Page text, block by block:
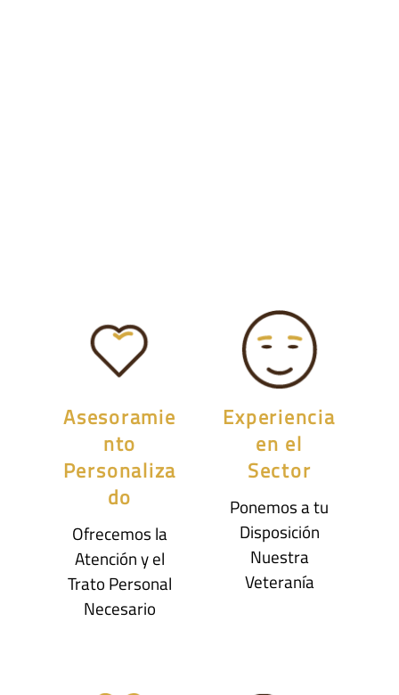
Asesoramie
nto
Personaliza
do
Ofrecemos la
Atención y el
Trato Personal
Necesario
Experiencia
en el
Sector
Ponemos a tu
Disposición
Nuestra
Veteranía